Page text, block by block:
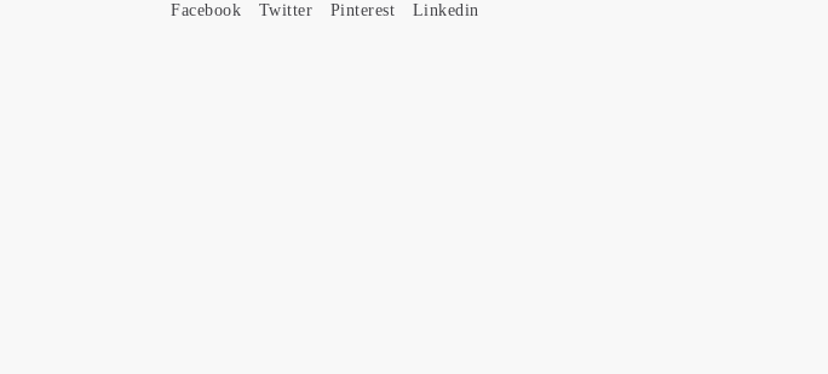
Facebook Twitter Pinterest Linkedin